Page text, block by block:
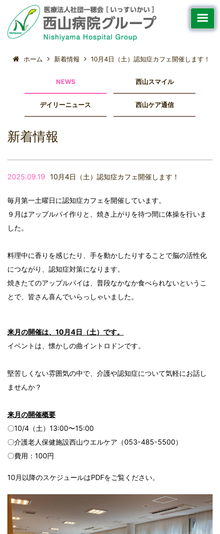
ホーム 新着情報 10月4日（土）認知症カフェ開催します！
NEWS 西山スマイル
デイリーニュース 西山ケア通信
新着情報
2025.09.19 10月4日（土）認知症カフェ開催します！
毎月第一土曜日に認知症カフェを開催しています。
９月はアップルパイ作りと、焼き上がりを待つ間に体操を行いま
した。
料理中に香りを感じたり、手を動かしたりすることで脳の活性化
につながり、認知症対策になります。
焼きたてのアップルパイは、普段なかなか食べられないというこ
とで、皆さん喜んでいらっしゃいました。
来月の開催は、10月4日（土）です。
イベントは、懐かしの曲イントロドンです。
堅苦しくない雰囲気の中で、介護や認知症について気軽にお話し
ませんか？
来月の開催概要
〇10/4（土）13:00〜15:00
〇介護老人保健施設西山ウエルケア（053-485-5500）
〇費用：100円
10月以降のスケジュールはPDFをご覧ください。